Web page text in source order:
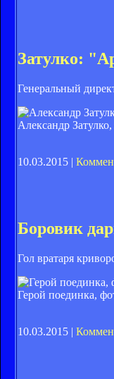
Затулко:
Генеральный
Александр
10.03.2015 |
Боровик
Гол вратаря
Герой поединка,
10.03.2015 |